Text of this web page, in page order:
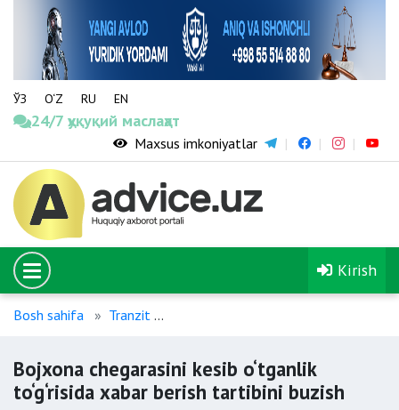
ЎЗ O‘Z RU EN
24/7 ҳуқуқий маслаҳат
Maxsus imkoniyatlar
Kirish
Bosh sahifa Tranzit
Bojxona chegarasini kesib o‘tganlik
to‘g‘risida xabar berish tartibini buzish